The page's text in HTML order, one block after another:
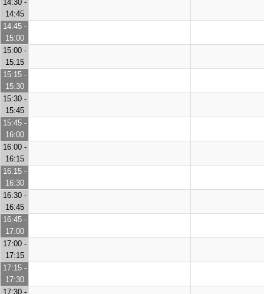
14:30 -
14:45
14:45 -
15:00
15:00 -
15:15
15:15 -
15:30
15:30 -
15:45
15:45 -
16:00
16:00 -
16:15
16:15 -
16:30
16:30 -
16:45
16:45 -
17:00
17:00 -
17:15
17:15 -
17:30
17:30 -